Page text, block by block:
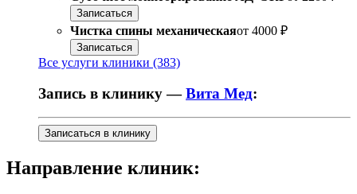
Записаться
Чистка спины механическаяот 4000 ₽
Записаться
Все услуги клиники (383)
Запись в клинику —Вита Мед:
Записаться в клинику
Направление клиник: